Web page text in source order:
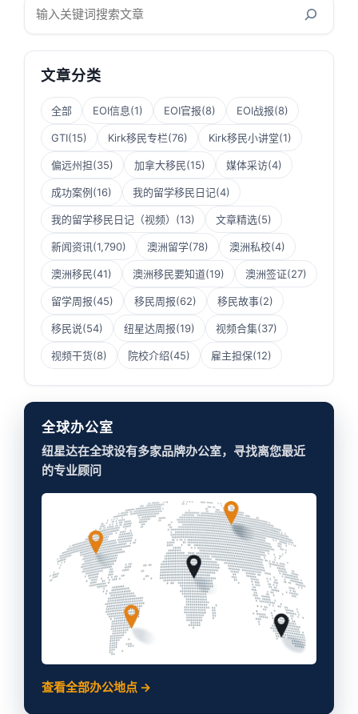
文章分类
全部 EOI信息(1) EOI官报(8) EOI战报(8)
GTI(15) Kirk移民专栏(76) Kirk移民小讲堂(1)
偏远州担(35) 加拿大移民(15) 媒体采访(4)
成功案例(16) 我的留学移民日记(4)
我的留学移民日记（视频） (13) 文章精选(5)
新闻资讯(1,790) 澳洲留学(78) 澳洲私校(4)
澳洲移民(41) 澳洲移民要知道(19) 澳洲签证(27)
留学周报(45) 移民周报(62) 移民故事(2)
移民说(54) 纽星达周报(19) 视频合集(37)
视频干货(8) 院校介绍(45) 雇主担保(12)
全球办公室
纽星达在全球设有多家品牌办公室，寻找离您最近
的专业顾问
查看全部办公地点 →